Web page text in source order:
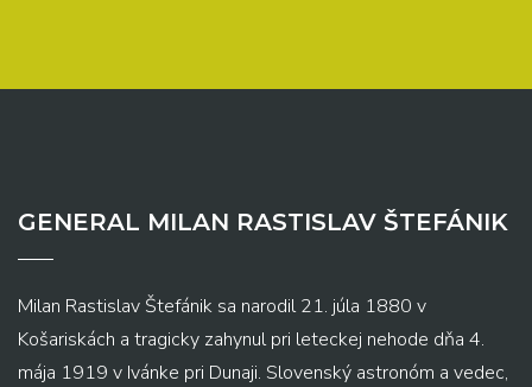
GENERAL MILAN RASTISLAV ŠTEFÁNIK
Milan Rastislav Štefánik sa narodil 21. júla 1880 v
Košariskách a tragicky zahynul pri leteckej nehode dňa 4.
mája 1919 v Ivánke pri Dunaji. Slovenský astronóm a vedec,